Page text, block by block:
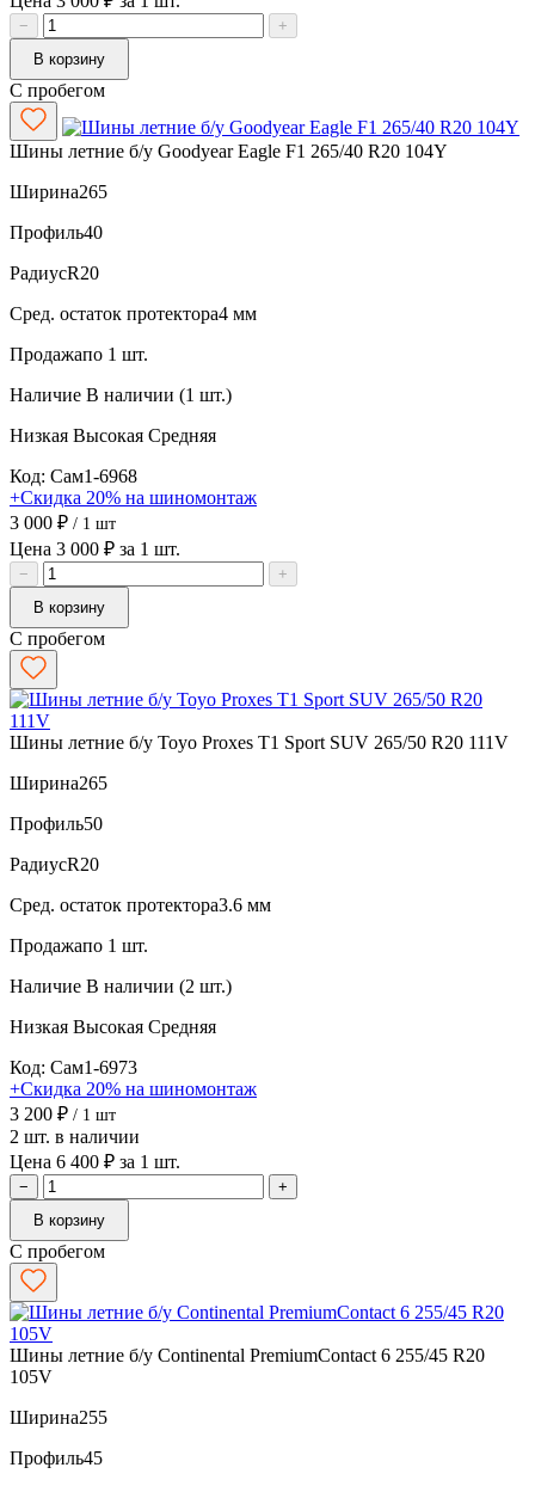
−
+
В корзину
С пробегом
Шины летние б/у Goodyear Eagle F1 265/40 R20 104Y
Ширина265
Профиль40
РадиусR20
Сред. остаток протектора4 мм
Продажапо 1 шт.
Наличие В наличии (1 шт.)
Низкая Высокая Средняя
Код: Сам1-6968
+Скидка 20% на шиномонтаж
3 000 ₽ / 1 шт
Цена 3 000 ₽ за 1 шт.
−
+
В корзину
С пробегом
Шины летние б/у Toyo Proxes T1 Sport SUV 265/50 R20 111V
Ширина265
Профиль50
РадиусR20
Сред. остаток протектора3.6 мм
Продажапо 1 шт.
Наличие В наличии (2 шт.)
Низкая Высокая Средняя
Код: Сам1-6973
+Скидка 20% на шиномонтаж
3 200 ₽ / 1 шт
2 шт. в наличии
Цена 6 400 ₽ за 1 шт.
−
+
В корзину
С пробегом
Шины летние б/у Continental PremiumContact 6 255/45 R20
105V
Ширина255
Профиль45